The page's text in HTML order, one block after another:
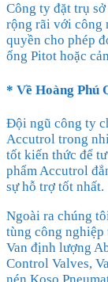
Công ty đặt trụ
rộng rãi với công
quyền cho phép
ống Pitot hoặc
* Về Hoàng Phú
Đội ngũ công ty
Accutrol trong
tốt kiến thức để
phẩm Accutrol
sự hỗ trợ tốt nhất.
Ngoài ra chúng
tùng công nghiệp
Van định lượng
Control Valves,